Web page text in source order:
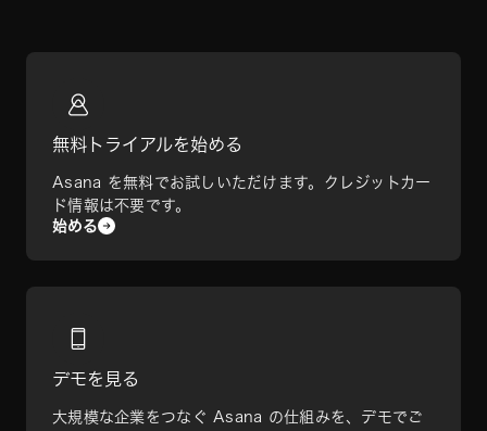
無料トライアルを始める
Asana を無料でお試しいただけます。クレジットカー
ド情報は不要です。
始める
デモを見る
大規模な企業をつなぐ Asana の仕組みを、デモでご